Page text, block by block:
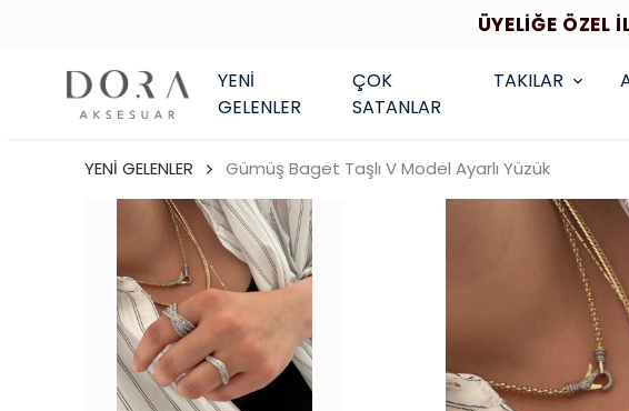
ÜYELİĞE ÖZEL
YENİ
GELENLER
ÇOK
SATANLAR
TAKILAR
YENİ GELENLER Gümüş Baget Taşlı V Model Ayarlı Yüzük